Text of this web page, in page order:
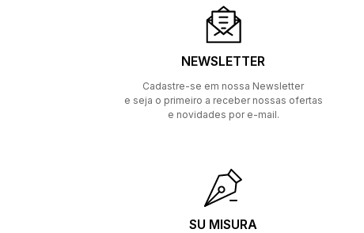
NEWSLETTER
Cadastre-se em nossa Newsletter
e seja o primeiro a receber nossas ofertas
e novidades por e-mail.
SU MISURA